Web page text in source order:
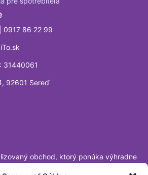
obchod, ktorý ponúka výhradne
0917 86 22 99
31440061
92601 Sereď